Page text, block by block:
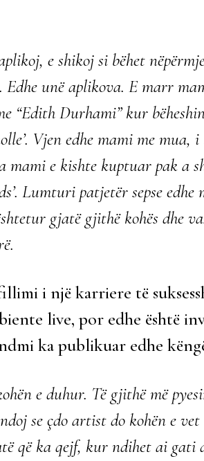
e shikoj si bëhet
Edhe unë aplikova. E marr
“Edith Durhami” kur
Vjen edhe mami me mua,
mami e kishte kuptuar pak a
Lumturi patjetër sepse
gjatë gjithë kohës dhe
i një karriere të
live, por edhe është
ka publikuar edhe
e duhur. Të gjithë më
se çdo artist do kohën e
që ka qejf, kur ndihet ai gati